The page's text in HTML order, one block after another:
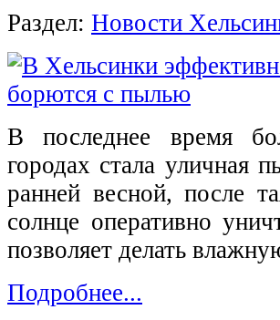
Раздел: Новости
В последнее время
городах стала уличная
ранней весной, после
солнце оперативно
позволяет делать
Подробнее...